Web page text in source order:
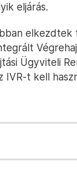
eljárás.
elkezdtek
Ügyviteli
t kell